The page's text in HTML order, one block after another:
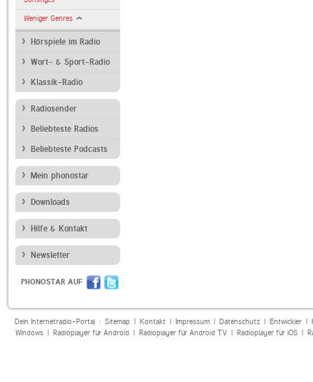
Weniger Genres
Hörspiele im Radio
Wort- & Sport-Radio
Klassik-Radio
Radiosender
Beliebteste Radios
Beliebteste Podcasts
Mein phonostar
Downloads
Hilfe & Kontakt
Newsletter
PHONOSTAR AUF
Dein Internetradio-Portal : Sitemap| Kontakt| Impressum| Datenschutz| Entwickler|
Windows| Radioplayer für Android| Radioplayer für Android TV| Radioplayer für iOS|